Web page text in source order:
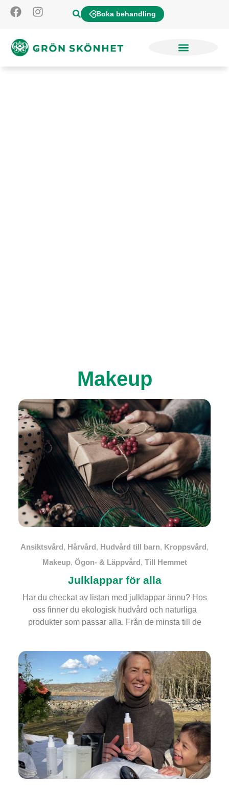
Boka behandling
Makeup
Ansiktsvård, Hårvård, Hudvård till barn, Kroppsvård,
Makeup, Ögon- & Läppvård, Till Hemmet
Julklappar för alla
Har du checkat av listan med julklappar ännu? Hos
oss finner du ekologisk hudvård och naturliga
produkter som passar alla. Från de minsta till de